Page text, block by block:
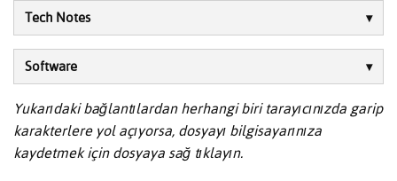
Tech Notes
Software
Yukarıdaki bağlantılardan herhangi biri tarayıcınızda garip
karakterlere yol açıyorsa, dosyayı bilgisayarınıza
kaydetmek için dosyaya sağ tıklayın.